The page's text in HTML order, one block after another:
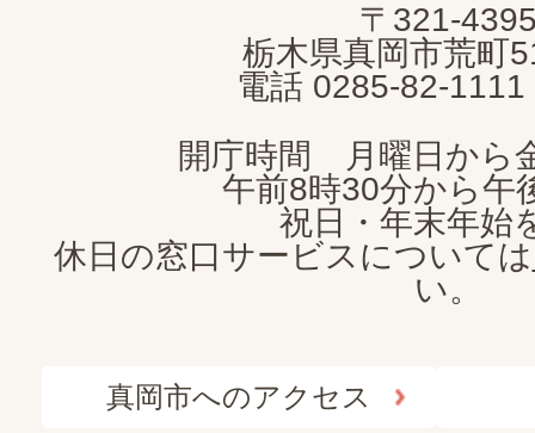
CITY
〒321-
栃木県真岡市荒町
電話 0285-82-1111
開庁時間 月曜日から
午前8時30分から午
祝日・年末年始
休日の窓口サービスについては
い。
真岡市へのアクセス